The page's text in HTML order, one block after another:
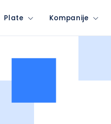
Plate Kompanije